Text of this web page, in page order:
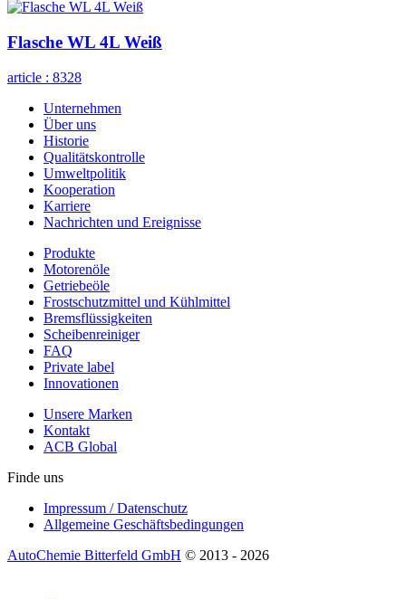
Flasche WL 4L Weiß
article : 8328
Unternehmen
Über uns
Historie
Qualitätskontrolle
Umweltpolitik
Kooperation
Karriere
Nachrichten und Ereignisse
Produkte
Motorenöle
Getriebeöle
Frostschutzmittel und Kühlmittel
Bremsflüssigkeiten
Scheibenreiniger
FAQ
Private label
Innovationen
Unsere Marken
Kontakt
ACB Global
Finde uns
Impressum / Datenschutz
Allgemeine Geschäftsbedingungen
AutoChemie Bitterfeld GmbH © 2013 - 2026